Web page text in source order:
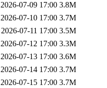
2026-07-09 17:00 3.8M
2026-07-10 17:00 3.7M
2026-07-11 17:00 3.5M
2026-07-12 17:00 3.3M
2026-07-13 17:00 3.6M
2026-07-14 17:00 3.7M
2026-07-15 17:00 3.7M